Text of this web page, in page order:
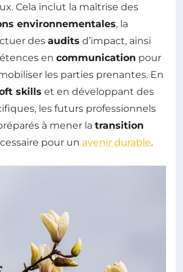
Cela inclut la maîtrise des
environnementales, la
des audits d’impact, ainsi
en communication pour
les parties prenantes. En
skills et en développant des
les futurs professionnels
à mener la transition
pour un avenir durable.